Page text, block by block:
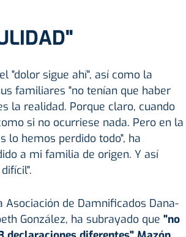
"dolor sigue ahí", así como la
familiares "no tenían que haber
la realidad. Porque claro, cuando
si no ocurriese nada. Pero en la
lo hemos perdido todo", ha
a mi familia de origen. Y así
de Damnificados Dana-
González, ha subrayado que "no